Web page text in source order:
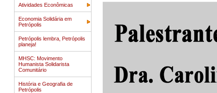
Atividades Econômicas
Economia Solidária em
Petrópolis
Petrópolis lembra, Petrópolis
planeja!
MHSC: Movimento
Humanista Solidarista
Comunitário
História e Geografia de
Petrópolis